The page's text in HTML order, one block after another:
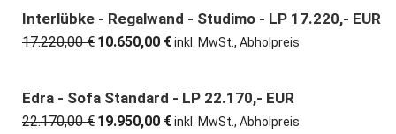
4.889,00 €
3.920,00 €.
38% günstiger
Interlübke - Regalwand - Studimo - LP 17.220,- EUR
17.220,00€ Ursprünglicher
17.220,00 €
10.650,00 €Aktueller
10.650,00 €.
inkl. MwSt., Abholpreis
10% günstiger
Edra - Sofa Standard - LP 22.170,- EUR
22.170,00€ Ursprünglicher
19.950,00 €Aktueller
inkl. MwSt., Abholpreis